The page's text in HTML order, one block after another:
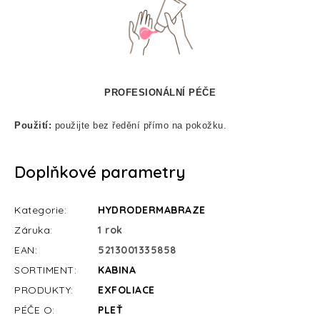
PROFESIONÁLNÍ PÉČE
Použití: použijte bez ředění přímo na pokožku.
Doplňkové parametry
Kategorie:
HYDRODERMABRAZE
Záruka:
1 rok
EAN:
5213001335858
SORTIMENT:
KABINA
PRODUKTY:
EXFOLIACE
PÉČE O: PLEŤ